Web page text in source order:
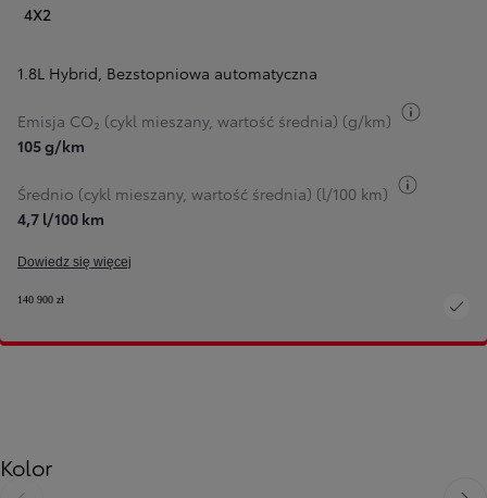
4X2
1.8L Hybrid, Bezstopniowa automatyczna
Emisja CO₂ (cykl mieszany, wartość średnia) (g/km)
105 g/km
Średnio (cykl mieszany, wartość średnia) (l/100 km)
4,7 l/100 km
Dowiedz się więcej
140 900 zł
Kolor